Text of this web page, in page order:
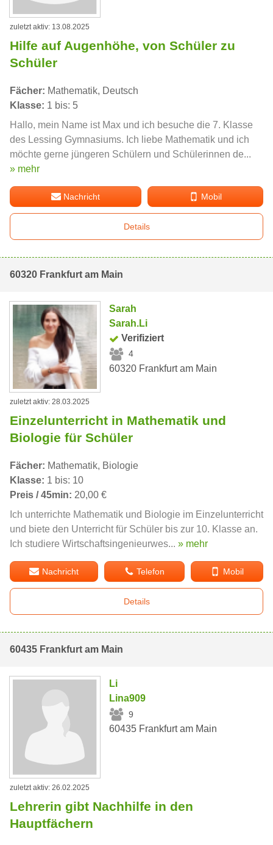
zuletzt aktiv: 13.08.2025
Hilfe auf Augenhöhe, von Schüler zu
Schüler
Fächer: Mathematik, Deutsch
Klasse: 1 bis: 5
Hallo, mein Name ist Max und ich besuche die 7. Klasse
des Lessing Gymnasiums. Ich liebe Mathematik und ich
möchte gerne jüngeren Schülern und Schülerinnen de...
» mehr
Nachricht Mobil
Details
60320 Frankfurt am Main
Sarah
Sarah.Li
Verifiziert
4
60320 Frankfurt am Main
zuletzt aktiv: 28.03.2025
Einzelunterricht in Mathematik und
Biologie für Schüler
Fächer: Mathematik, Biologie
Klasse: 1 bis: 10
Preis / 45min: 20,00 €
Ich unterrichte Mathematik und Biologie im Einzelunterricht
und biete den Unterricht für Schüler bis zur 10. Klasse an.
Ich studiere Wirtschaftsingenieurwes... » mehr
Nachricht Telefon Mobil
Details
60435 Frankfurt am Main
Li
Lina909
9
60435 Frankfurt am Main
zuletzt aktiv: 26.02.2025
Lehrerin gibt Nachhilfe in den
Hauptfächern